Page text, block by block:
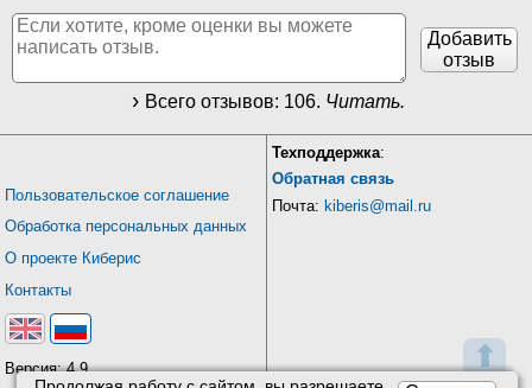
⬆
Добавить
отзыв
Всего отзывов: 106. Читать.
Пользовательское соглашение
Обработка персональных данных
О проекте Киберис
Контакты
Версия: 4.9
Техподдержка:
Обратная связь
Почта: kiberis@mail.ru